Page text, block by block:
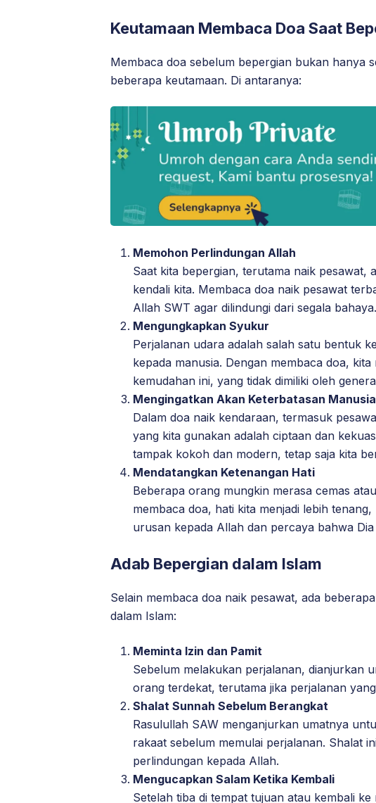
Keutamaan Membaca Doa Saat
Membaca doa sebelum bepergian bukan hanya
beberapa keutamaan. Di antaranya:
Memohon Perlindungan Allah
Saat kita bepergian, terutama naik pesawat,
kendali kita. Membaca doa naik pesawat
Allah SWT agar dilindungi dari segala bahaya.
Mengungkapkan Syukur
Perjalanan udara adalah salah satu bentuk
kepada manusia. Dengan membaca doa,
kemudahan ini, yang tidak dimiliki oleh
Mengingatkan Akan Keterbatasan Manusia
Dalam doa naik kendaraan, termasuk
yang kita gunakan adalah ciptaan dan
tampak kokoh dan modern, tetap saja kita
Mendatangkan Ketenangan Hati
Beberapa orang mungkin merasa cemas
membaca doa, hati kita menjadi lebih
urusan kepada Allah dan percaya bahwa
Adab Bepergian dalam Islam
Selain membaca doa naik pesawat, ada
dalam Islam:
Meminta Izin dan Pamit
Sebelum melakukan perjalanan, dianjurkan
orang terdekat, terutama jika perjalanan
Shalat Sunnah Sebelum Berangkat
Rasulullah SAW menganjurkan umatnya
rakaat sebelum memulai perjalanan. Shalat
perlindungan kepada Allah.
Mengucapkan Salam Ketika Kembali
Setelah tiba di tempat tujuan atau kembali